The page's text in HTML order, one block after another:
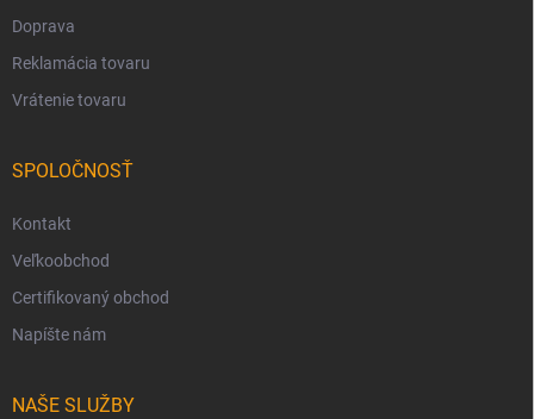
Doprava
Reklamácia tovaru
Vrátenie tovaru
SPOLOČNOSŤ
Kontakt
Veľkoobchod
Certifikovaný obchod
Napíšte nám
NAŠE SLUŽBY